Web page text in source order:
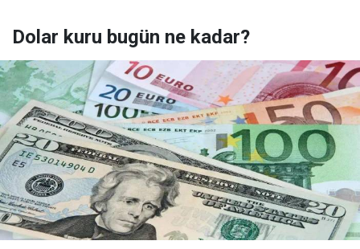
Dolar kuru bugün ne kadar?